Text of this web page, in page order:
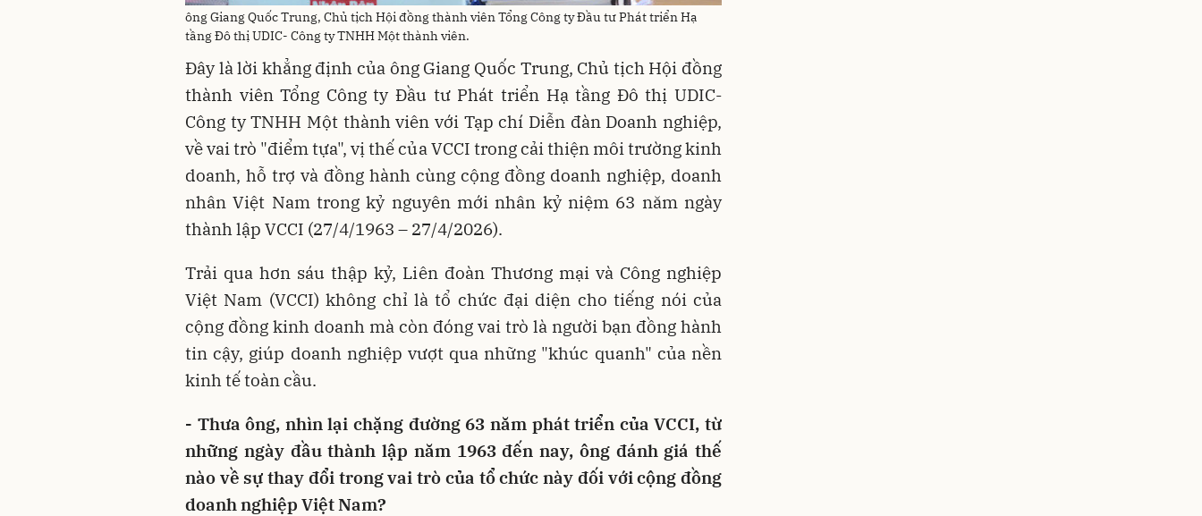
ông Giang Quốc Trung, Chủ tịch Hội đồng thành viên Tổng Công ty Đầu tư Phát triển Hạ
tầng Đô thị UDIC- Công ty TNHH Một thành viên.
Đây là lời khẳng định của ông Giang Quốc Trung, Chủ tịch Hội đồng
thành viên Tổng Công ty Đầu tư Phát triển Hạ tầng Đô thị UDIC-
Công ty TNHH Một thành viên với Tạp chí Diễn đàn Doanh nghiệp,
về vai trò "điểm tựa", vị thế của VCCI trong cải thiện môi trường kinh
doanh, hỗ trợ và đồng hành cùng cộng đồng doanh nghiệp, doanh
nhân Việt Nam trong kỷ nguyên mới nhân kỷ niệm 63 năm ngày
thành lập VCCI (27/4/1963 – 27/4/2026).
Trải qua hơn sáu thập kỷ, Liên đoàn Thương mại và Công nghiệp
Việt Nam (VCCI) không chỉ là tổ chức đại diện cho tiếng nói của
cộng đồng kinh doanh mà còn đóng vai trò là người bạn đồng hành
tin cậy, giúp doanh nghiệp vượt qua những "khúc quanh" của nền
kinh tế toàn cầu.
- Thưa ông, nhìn lại chặng đường 63 năm phát triển của VCCI, từ
những ngày đầu thành lập năm 1963 đến nay, ông đánh giá thế
nào về sự thay đổi trong vai trò của tổ chức này đối với cộng đồng
doanh nghiệp Việt Nam?